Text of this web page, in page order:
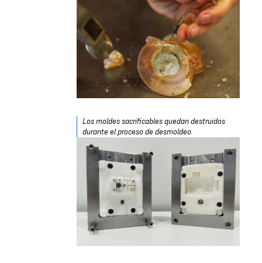
​​​​​​Los moldes sacrificables quedan destruidos
durante el proceso de desmoldeo.